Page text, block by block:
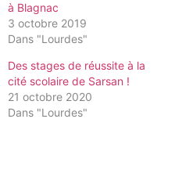
à Blagnac
3 octobre 2019
Dans "Lourdes"
Des stages de réussite à la
cité scolaire de Sarsan !
21 octobre 2020
Dans "Lourdes"